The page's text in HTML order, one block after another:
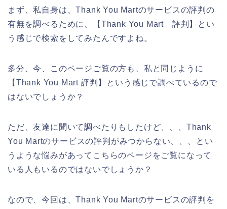
まず、私自身は、Thank You Martのサービスの評判の
有無を調べるために、【Thank You Mart 評判】とい
う感じで検索をしてみたんですよね。
多分、今、このページご覧の方も、私と同じように
【Thank You Mart 評判】という感じで調べているので
はないでしょうか？
ただ、友達に聞いて調べたりもしたけど、、、Thank
You Martのサービスの評判がみつからない、、、とい
うような悩みがあってこちらのページをご覧になって
いる人もいるのではないでしょうか？
なので、今回は、Thank You Martのサービスの評判を